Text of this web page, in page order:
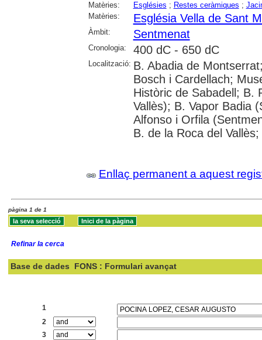
Matèries: Esglésies ; Restes ceràmiques ;
Matèries:
Església Vella de Sant
Àmbit: Sentmenat
Cronologia: 400 dC - 650 dC
Localització: B. Abadia de
Bosch i Cardellach;
Històric de Sabadell; B.
Vallès); B. Vapor Badia
Alfonso i Orfila
B. de la Roca del
Enllaç permanent a aquest
pàgina 1 de 1
Refinar la cerca
Base de dades FONS : Formulari avançat
1
2
3